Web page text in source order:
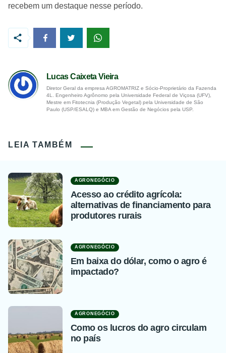
recebem um destaque nesse período.
Lucas Caixeta Vieira
Diretor Geral da empresa AGROMATRIZ e Sócio-Proprietário da Fazenda
4L. Engenheiro Agrônomo pela Universidade Federal de Viçosa (UFV),
Mestre em Fitotecnia (Produção Vegetal) pela Universidade de São
Paulo (USP/ESALQ) e MBA em Gestão de Negócios pela USP.
LEIA TAMBÉM
AGRONEGÓCIO
Acesso ao crédito agrícola:
alternativas de financiamento para
produtores rurais
AGRONEGÓCIO
Em baixa do dólar, como o agro é
impactado?
AGRONEGÓCIO
Como os lucros do agro circulam
no país